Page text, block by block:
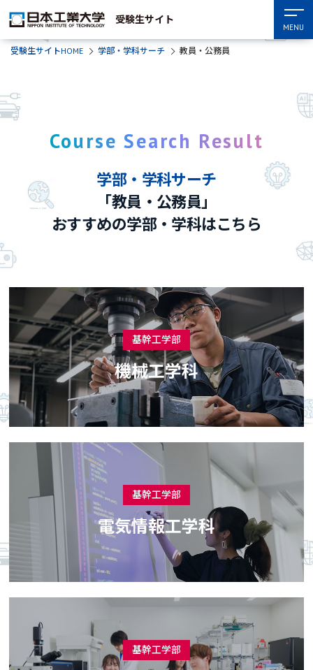
受験生サイト
MENU
受験生サイトHOME 学部・学科サーチ 教員・公務員
Course Search Result
学部・学科サーチ
「教員・公務員」
おすすめの学部・学科はこちら
基幹工学部
機械工学科
基幹工学部
電気情報工学科
基幹工学部